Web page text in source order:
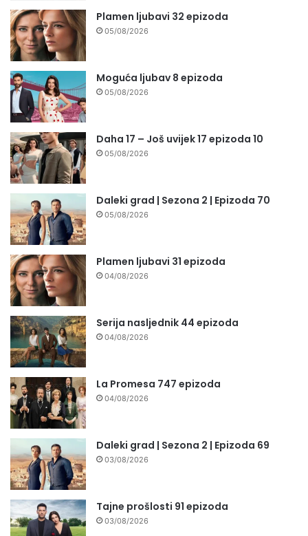
Plamen ljubavi 32 epizoda
05/08/2026
Moguća ljubav 8 epizoda
05/08/2026
Daha 17 – Još uvijek 17 epizoda 10
05/08/2026
Daleki grad | Sezona 2 | Epizoda 70
05/08/2026
Plamen ljubavi 31 epizoda
04/08/2026
Serija nasljednik 44 epizoda
04/08/2026
La Promesa 747 epizoda
04/08/2026
Daleki grad | Sezona 2 | Epizoda 69
03/08/2026
Tajne prošlosti 91 epizoda
03/08/2026